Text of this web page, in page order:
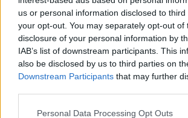
us or personal information disclosed to
your opt-out. You may separately opt-out of
disclosure of your personal information by
IAB’s list of downstream participants. This
also be disclosed by us to third parties on
Downstream Participants that may further
Please note that this website/app uses one
Personal Data Processing Opt Outs
Občine: Ravne na Koroškem
Kategorije: Novice Novice
Ključne besede: koncert
občina